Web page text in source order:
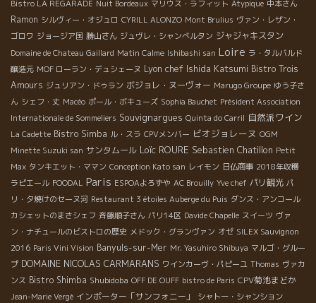
Bistro LA REGARADE Nuit Bordeaux マリウス・ラフィット Atypique 中本さん
Ramon シルヴィー・オジュロ CYRILL ALONZO Mont Brulius ヴァン・レザン・
ゴロワ ジョージア国 勝山さん ジュヴレ・シャンべルタン ジャジャキスタン
Domaine de Chateau Gaillard Matin Calme Ishibashi san Loire ラ・タルバルド
醸造元 MOF ローラン・デュシェーヌ Lyon chef Ishida Katsumi Bistro Trois
Amours ジュリアン・ドゥラン ボジョレ・ヌーヴォー Marugo Groupe ゆう子さ
ん シェフ・丈 Macéo ポール・ボキューズ Sophia Bauchet Président Association
Internationale de Sommeliers Souvignargues Quinta do Carril 自然派ワイン
La Cadette Bistro Simba ル・スラ CPVメンバー ビオジョレーヌ OGM
Minette Suzuki san サンタムール Loïc ROURE Sebastien Chatillon Petit
Max タンキエット・ママン Conception Kato san レイモン 日仏商事 2018年収穫
ラピエール FOODAL Paris ESPOAよろずや AC Brouilly Yve chef パリ観光 パ
リ・夕焼けのセーヌ河 Restaurant 3 étoiles Auberge du Puis ダンス・アンコール
カシェットのまさシェフ 斉藤順子さん パリ14区 Davide Chapelle スイーツ ヴァ
ン・ナチュールのビストロの歴史 メドック・グランヴァン オゼ SILEX Sauvignon
2016 Paris Vini Vision Banyuls-sur-Mer Mr. Yasuhiro Shibuya マルゴ・グルー
プ DOMAINE NICOLAS CARMARANS ワインカーヴ・パピーユ Thomas ヴァカ
ンス Bistro Shimba Shubidoba OFF DE OUFF bistro de Paris CPV菊池まどか
Jean-Marie Vergé インポーター「サンフォニー」
シャトー・シャンション